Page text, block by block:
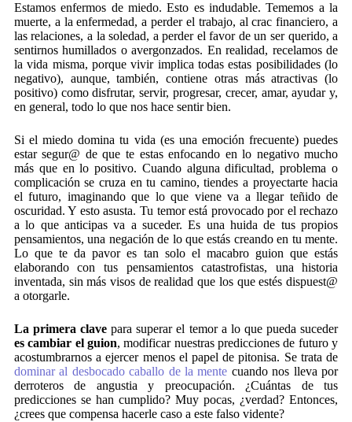
Estamos enfermos de miedo. Esto es indudable. Tememos a la
muerte, a la enfermedad, a perder el trabajo, al crac financiero, a
las relaciones, a la soledad, a perder el favor de un ser querido, a
sentirnos humillados o avergonzados. En realidad, recelamos de
la vida misma, porque vivir implica todas estas posibilidades (lo
negativo), aunque, también, contiene otras más atractivas (lo
positivo) como disfrutar, servir, progresar, crecer, amar, ayudar y,
en general, todo lo que nos hace sentir bien.
Si el miedo domina tu vida (es una emoción frecuente) puedes
estar segur@ de que te estas enfocando en lo negativo mucho
más que en lo positivo. Cuando alguna dificultad, problema o
complicación se cruza en tu camino, tiendes a proyectarte hacia
el futuro, imaginando que lo que viene va a llegar teñido de
oscuridad. Y esto asusta. Tu temor está provocado por el rechazo
a lo que anticipas va a suceder. Es una huida de tus propios
pensamientos, una negación de lo que estás creando en tu mente.
Lo que te da pavor es tan solo el macabro guion que estás
elaborando con tus pensamientos catastrofistas, una historia
inventada, sin más visos de realidad que los que estés dispuest@
a otorgarle.
La primera clave para superar el temor a lo que pueda suceder
es cambiar el guion, modificar nuestras predicciones de futuro y
acostumbrarnos a ejercer menos el papel de pitonisa. Se trata de
dominar al desbocado caballo de la mente cuando nos lleva por
derroteros de angustia y preocupación. ¿Cuántas de tus
predicciones se han cumplido? Muy pocas, ¿verdad? Entonces,
¿crees que compensa hacerle caso a este falso vidente?